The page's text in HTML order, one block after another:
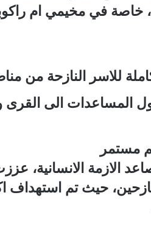
خاصة في مخيمي ام
للاسر النازحة من
المساعدات الى القرى
مستمر
الازمة الانسانية، عززت